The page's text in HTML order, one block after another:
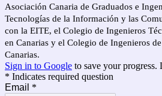
Asociación Canaria de Graduados e
Tecnologías de la Información y las
con la EITE, el Colegio de Ingenieros
en Canarias y el Colegio de Ingenieros
Canarias.
Sign in to Google to save your progress.
* Indicates required question
Email *